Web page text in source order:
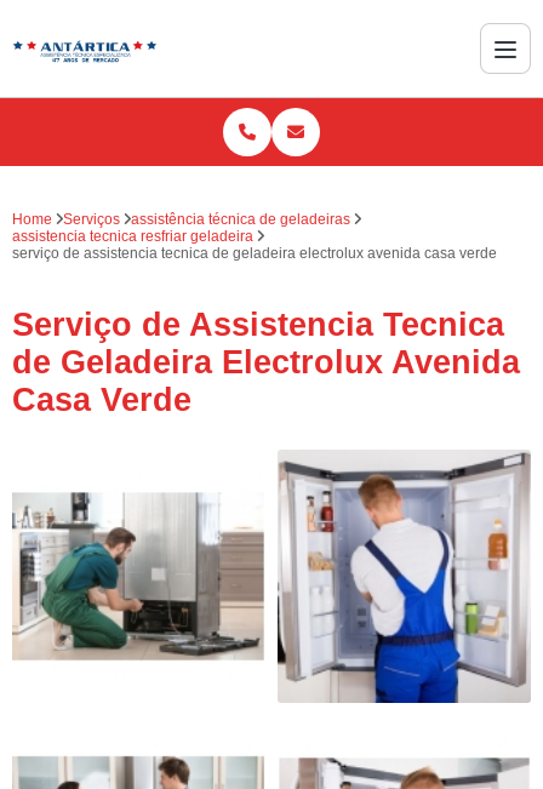
Home Serviços
assistência técnica de geladeiras
assistencia tecnica resfriar geladeira
serviço de assistencia tecnica de geladeira electrolux avenida casa verde
Serviço de Assistencia Tecnica
de Geladeira Electrolux Avenida
Casa Verde